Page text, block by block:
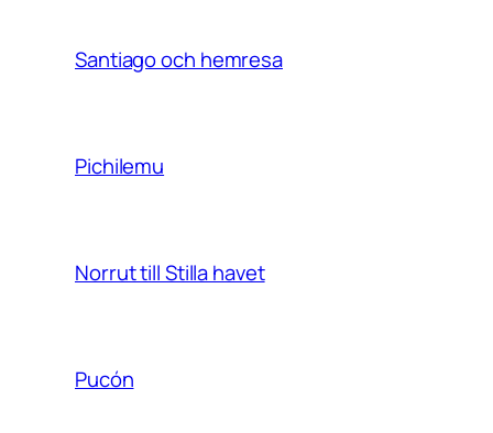
Santiago och hemresa
Pichilemu
Norrut till Stilla havet
Pucón